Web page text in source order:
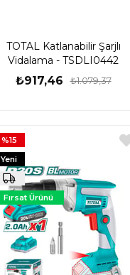
TOTAL Katlanabilir Şarjlı
Vidalama - TSDLI0442
₺917,46 ₺1.079,37
%15
Yeni
Ürün
Fırsat Ürünü